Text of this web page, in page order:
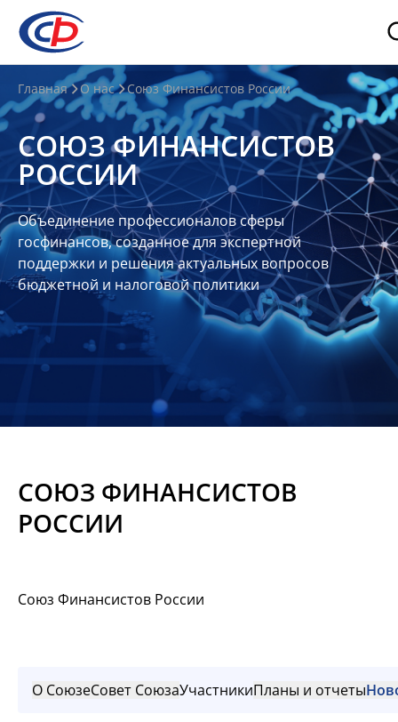
О
нас
О
СФР
Совет
Союза
Участники
Планы
отчеты
Контакты
Материалы
Главная О нас Союз Финансистов России
СОЮЗ ФИНАНСИСТОВ
РОССИИ
Объединение профессионалов сферы
госфинансов, созданное для экспертной
поддержки и решения актуальных вопросов
бюджетной и налоговой политики
СОЮЗ ФИНАНСИСТОВ
РОССИИ
Союз Финансистов России
О СоюзеСовет СоюзаУчастникиПланы и отчеты